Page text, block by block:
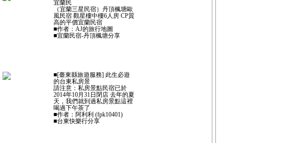
宜蘭民
（宜蘭三星民宿）丹頂楓塘歐
風民宿 觀星樓中樓6人房 CP質
高的平價宜蘭民宿
■作者：AJ的旅行地圖
■宜蘭民宿-丹頂楓塘分享
■[臺東縣旅遊服務] 此生必遊
的台東私房景
請注意：私房景點民宿已於
2014年10月31日閉店 去年的夏
天，我們就到過私房景點這裡
喝過下午茶了
■作者：阿利利 (fpk10401)
■台東快樂行分享